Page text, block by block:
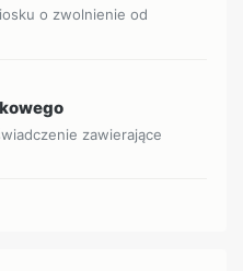
o zwolnienie od
zawierające